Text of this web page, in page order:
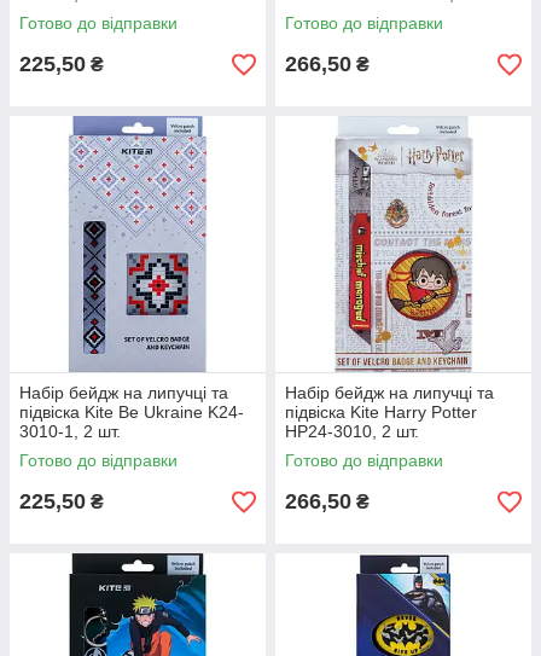
Готово до відправки
225,50 ₴
Готово до відправки
266,50 ₴
Набір бейдж на липучці та
підвіска Kite Be Ukraine K24-
3010-1, 2 шт.
Готово до відправки
225,50 ₴
Набір бейдж на липучці та
підвіска Kite Harry Potter
HP24-3010, 2 шт.
Готово до відправки
266,50 ₴